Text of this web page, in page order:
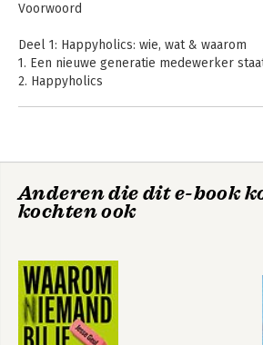
Voorwoord
Deel 1: Happyholics: wie, wat & waarom
1. Een nieuwe generatie medewerker
2. Happyholics
6. Waardering
7. Vrijheid
Noten
Anderen die dit e-book
kochten ook